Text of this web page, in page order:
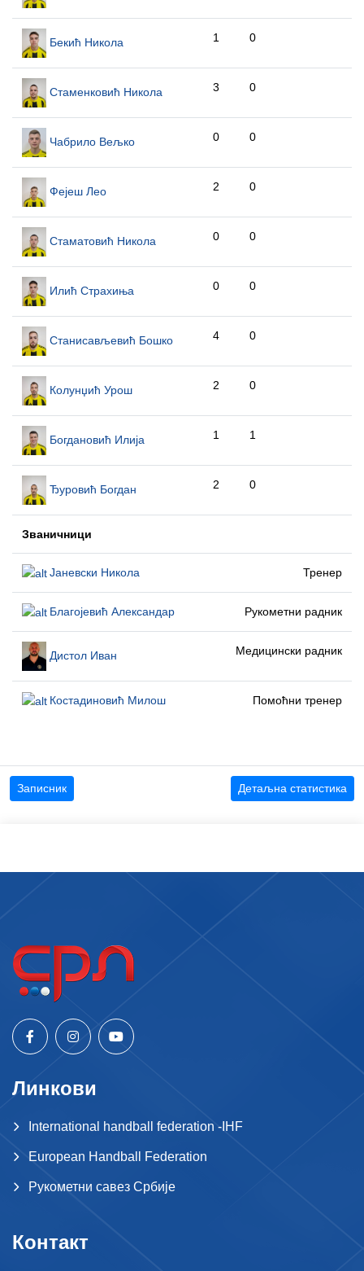
Бекић Никола 1 0
Стаменковић Никола 3 0
Чабрило Вељко 0 0
Фејеш Лео 2 0
Стаматовић Никола 0 0
Илић Страхиња 0 0
Станисављевић Бошко 4 0
Колунџић Урош 2 0
Богдановић Илија 1 1
Ђуровић Богдан 2 0
Званичници
Јаневски Никола Тренер
Благојевић Александар Рукометни радник
Дистол Иван Медицински радник
Костадиновић Милош Помоћни тренер
Записник Детаљна статистика
Линкови
International handball federation -IHF
European Handball Federation
Рукометни савез Србије
Контакт